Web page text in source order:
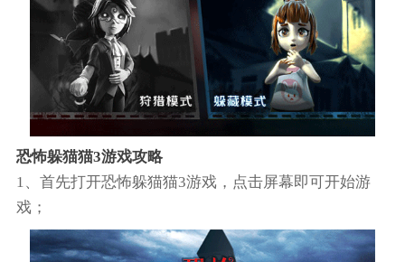
恐怖躲猫猫3游戏攻略
1、首先打开恐怖躲猫猫3游戏，点击屏幕即可开始游
戏；